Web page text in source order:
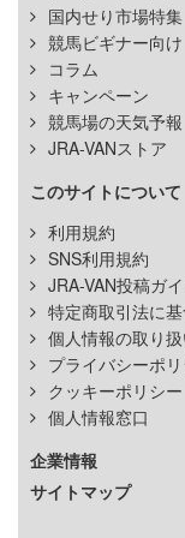
国内せり市場特集
競馬ビギナー向け
コラム
キャンペーン
競馬場の天気予報
JRA-VANストア
このサイトについて
利用規約
SNS利用規約
JRA-VAN投稿ガ
特定商取引法に
個人情報の取り
プライバシーポ
クッキーポリシー
個人情報窓口
企業情報
サイトマップ